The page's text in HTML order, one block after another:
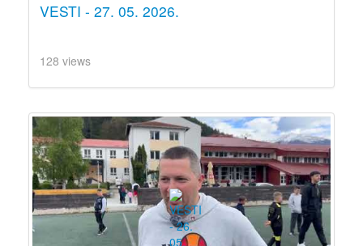
VESTI - 27. 05. 2026.
128 views